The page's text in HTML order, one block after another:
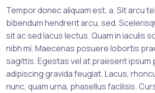
Tempor donec aliquam est, a. Sit arcu
bibendum hendrerit arcu, sed.
sit ac sed lacus lectus. Quam in iaculis
nibh mi. Maecenas posuere lobortis
sagittis. Egestas vel at praesent ipsum
adipiscing gravida feugiat. Lacus,
nunc, quam urna, phasellus facilisis.